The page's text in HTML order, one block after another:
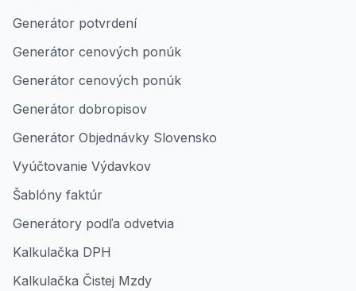
Generátor potvrdení
Generátor cenových ponúk
Generátor cenových ponúk
Generátor dobropisov
Generátor Objednávky Slovensko
Vyúčtovanie Výdavkov
Šablóny faktúr
Generátory podľa odvetvia
Kalkulačka DPH
Kalkulačka Čistej Mzdy